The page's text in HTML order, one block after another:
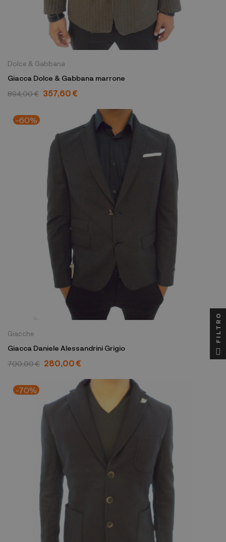
Dolce & Gabbana
Giacca Dolce & Gabbana marrone
894,00 € 357,60 €
-60%
Giacche
Giacca Daniele Alessandrini Grigio
700,00 € 280,00 €
-70%
FILTRO